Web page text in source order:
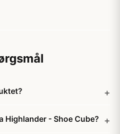
Highlander - Shoe Cube?